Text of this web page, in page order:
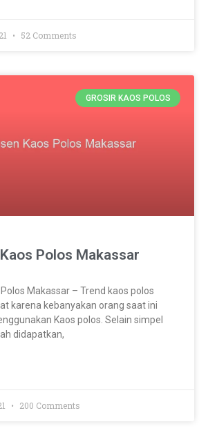
52 Comments
GROSIR KAOS POLOS
Polos Makassar
Makassar – Trend kaos polos
karena kebanyakan orang saat ini
Kaos polos. Selain simpel
didapatkan,
200 Comments